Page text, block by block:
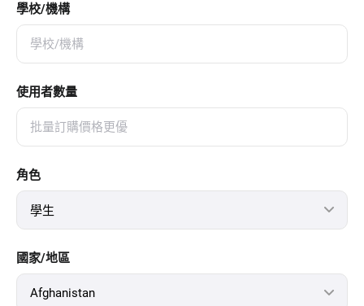
學校/機構
使用者數量
角色
學生
國家/地區
Afghanistan